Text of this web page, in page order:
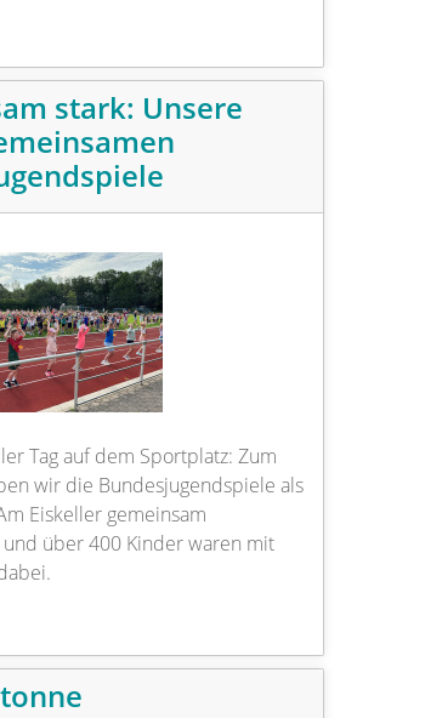
stark: Unsere
Tag auf dem Sportplatz: Zum
wir die Bundesjugendspiele als
Eiskeller gemeinsam
über 400 Kinder waren mit